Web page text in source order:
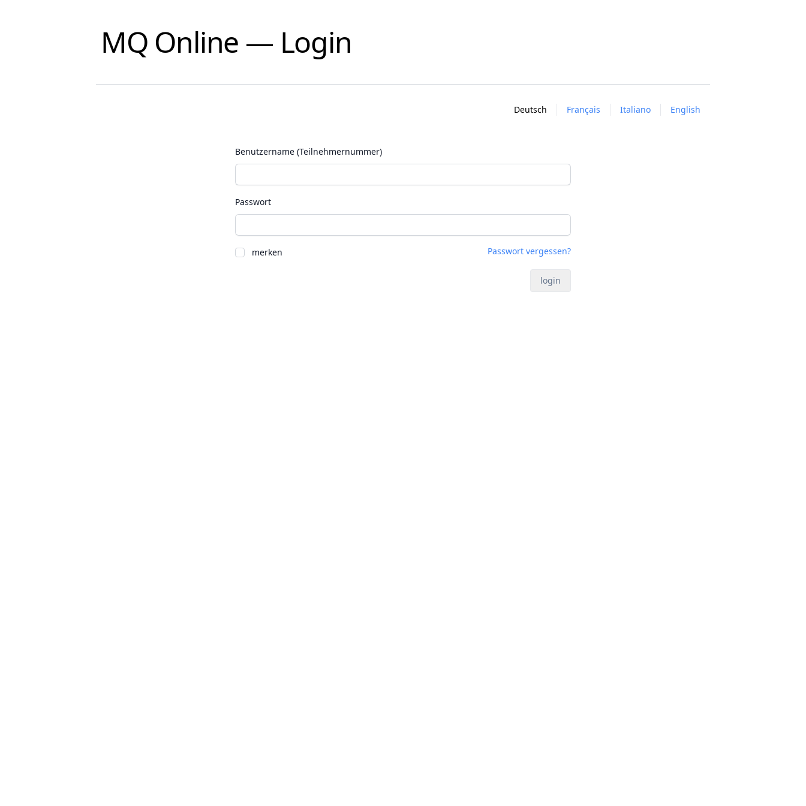
MQ Online — Login
Deutsch Français Italiano English
Benutzername (Teilnehmernummer)
Passwort
merken Passwort vergessen?
login